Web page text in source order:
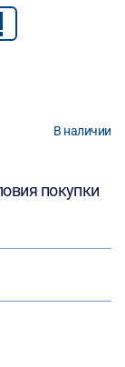
В наличии
покупки